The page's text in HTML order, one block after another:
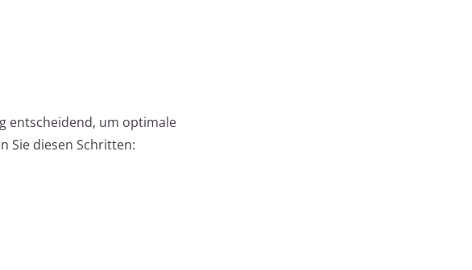
entscheidend, um optimale
Sie diesen Schritten: